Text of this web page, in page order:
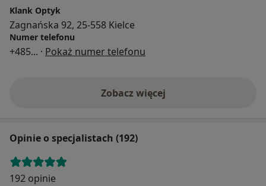
Klank Optyk
Zagnańska 92, 25-558 Kielce
Numer telefonu
+485... · Pokaż numer telefonu
Zobacz więcej
Opinie o specjalistach (192)
192 opinie